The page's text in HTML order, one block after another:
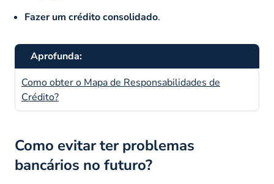
Fazer um crédito consolidado.
Aprofunda:
Como obter o Mapa de Responsabilidades de
Crédito?
Como evitar ter problemas
bancários no futuro?